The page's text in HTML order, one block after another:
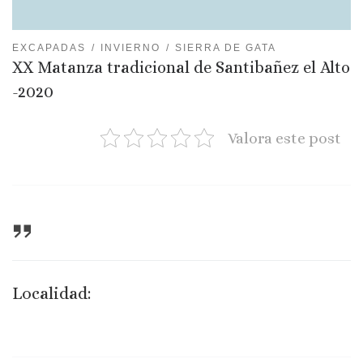
EXCAPADAS INVIERNO SIERRA DE GATA
XX Matanza tradicional de Santibañez el Alto
-2020
Valora este post
Localidad: